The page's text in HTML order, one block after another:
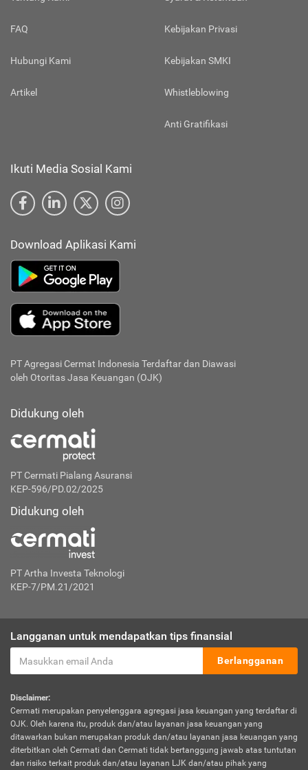
FAQ
Hubungi Kami
Artikel
Kebijakan Privasi
Kebijakan SMKI
Whistleblowing
Anti Gratifikasi
Ikuti Media Sosial Kami
Download Aplikasi Kami
PT Agregasi Cermat Indonesia Terdaftar dan Diawasi
oleh Otoritas Jasa Keuangan (OJK)
Didukung oleh
PT Cermati Pialang Asuransi
KEP-596/PD.02/2025
Didukung oleh
PT Artha Investa Teknologi
KEP-7/PM.21/2021
Langganan untuk mendapatkan tips finansial
Berlangganan
Disclaimer:
Cermati merupakan penyelenggara agregasi jasa keuangan yang terdaftar di
OJK. Oleh karena itu, produk dan/atau layanan jasa keuangan yang
ditawarkan bukan merupakan produk dan/atau layanan jasa keuangan yang
diterbitkan oleh Cermati dan Cermati tidak bertanggung jawab atas tuntutan
dan risiko terkait produk dan/atau layanan LJK dan/atau pihak yang